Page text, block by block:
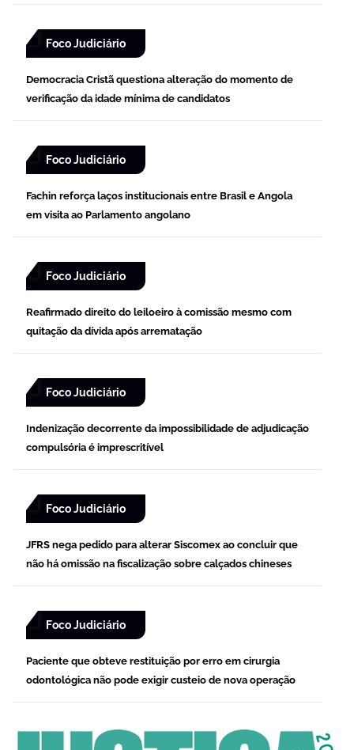
Foco Judiciário
Democracia Cristã questiona alteração do momento de
verificação da idade mínima de candidatos
Foco Judiciário
Fachin reforça laços institucionais entre Brasil e Angola
em visita ao Parlamento angolano
Foco Judiciário
Reafirmado direito do leiloeiro à comissão mesmo com
quitação da dívida após arrematação
Foco Judiciário
Indenização decorrente da impossibilidade de adjudicação
compulsória é imprescritível
Foco Judiciário
JFRS nega pedido para alterar Siscomex ao concluir que
não há omissão na fiscalização sobre calçados chineses
Foco Judiciário
Paciente que obteve restituição por erro em cirurgia
odontológica não pode exigir custeio de nova operação